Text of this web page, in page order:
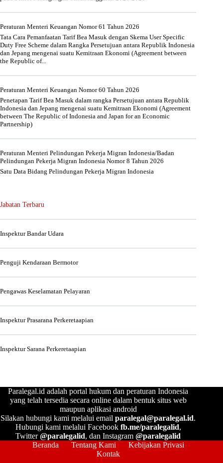
Peraturan Menteri Keuangan Nomor 61 Tahun 2026
Tata Cara Pemanfaatan Tarif Bea Masuk dengan Skema User Specific
Duty Free Scheme dalam Rangka Persetujuan antara Republik Indonesia
dan Jepang mengenai suatu Kemitraan Ekonomi (Agreement between
the Republic of...
Peraturan Menteri Keuangan Nomor 60 Tahun 2026
Penetapan Tarif Bea Masuk dalam rangka Persetujuan antara Republik
Indonesia dan Jepang mengenai suatu Kemitraan Ekonomi (Agreement
between The Republic of Indonesia and Japan for an Economic
Partnership)
Peraturan Menteri Pelindungan Pekerja Migran Indonesia/Badan
Pelindungan Pekerja Migran Indonesia Nomor 8 Tahun 2026
Satu Data Bidang Pelindungan Pekerja Migran Indonesia
Jabatan Terbaru
Inspektur Bandar Udara
Penguji Kendaraan Bermotor
Pengawas Keselamatan Pelayaran
Inspektur Prasarana Perkeretaapian
Inspektur Sarana Perkeretaapian
Paralegal.id adalah portal hukum dan peraturan Indonesia
yang telah tersedia secara online dalam bentuk situs web
maupun aplikasi android
Silakan hubungi kami melalui emailparalegal@paralegal.id.
Hubungi kami melalui Facebook fb.me/paralegalid,
Twitter@paralegalid, dan Instagram@paralegalid
Beranda
Tentang Kami
Kebijakan Privasi
Kontak